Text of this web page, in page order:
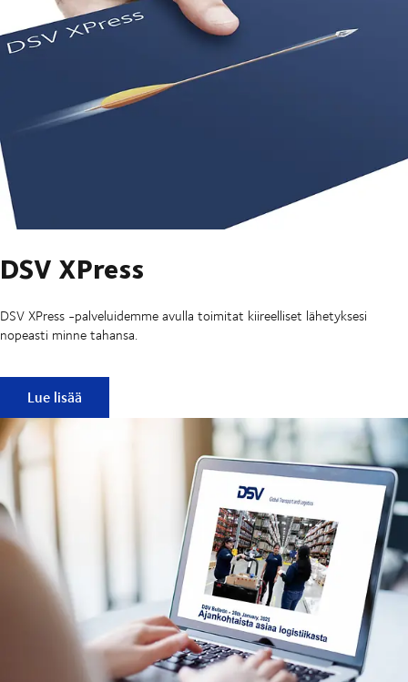
DSV XPress
DSV XPress -palveluidemme avulla toimitat kiireelliset lähetyksesi
nopeasti minne tahansa.
DSV XPress
Lue lisää